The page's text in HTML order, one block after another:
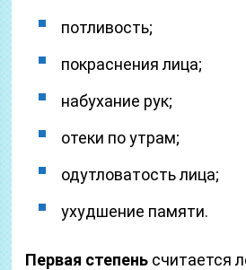
потливость;
покраснения лица;
набухание рук;
отеки по утрам;
одутловатость лица;
ухудшение памяти.
Первая степень считается